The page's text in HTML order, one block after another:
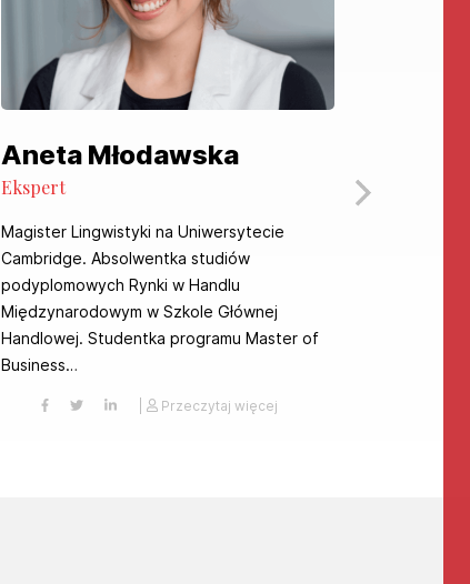
Aneta Młodawska
Ekspert
Magister Lingwistyki na Uniwersytecie
Cambridge. Absolwentka studiów
podyplomowych Rynki w Handlu
Międzynarodowym w Szkole Głównej
Handlowej. Studentka programu Master of
Business…
Przeczytaj więcej